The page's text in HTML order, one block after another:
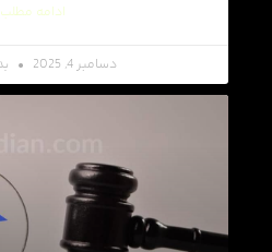
ادامه
دسامبر 4, 2025